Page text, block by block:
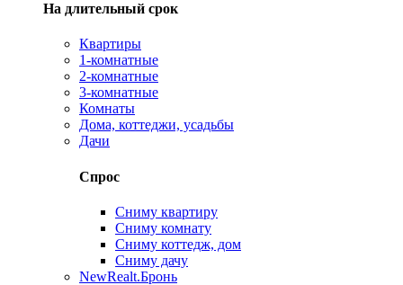
На длительный срок
Квартиры
1-комнатные
2-комнатные
3-комнатные
Комнаты
Дома, коттеджи, усадьбы
Дачи
Спрос
Сниму квартиру
Сниму комнату
Сниму коттедж, дом
Сниму дачу
NewRealt.Бронь